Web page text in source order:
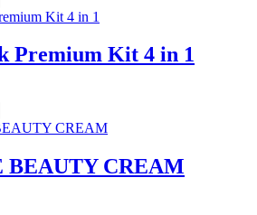
Premium Kit 4 in 1
CREAM